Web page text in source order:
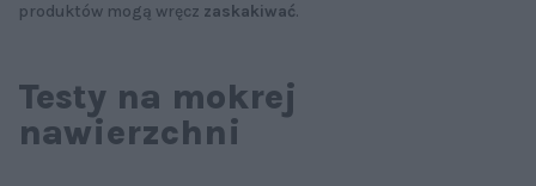
produktów mogą wręcz zaskakiwać.
Testy na mokrej
nawierzchni